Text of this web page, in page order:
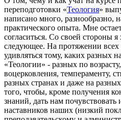
переподготовки «Теология»
написано много, разнообразно,
практического опыта. Мне
согласиться. Со своей стороны
следующее. На протяжении всех
удивляться тому, каких разных
«Теологии» - разных по
воцерковления, темпераменту,
разных странах и даже на
того, чтобы, кроме получения
знаний, дать нам
наставников наших (низкий